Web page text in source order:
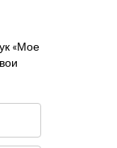
«Мое